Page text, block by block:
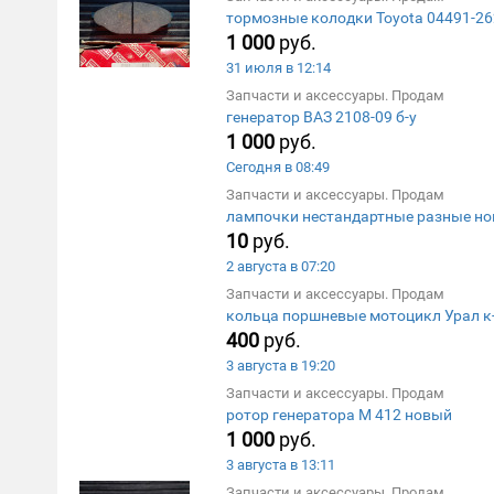
тормозные колодки Toyota 04491-
1 000 руб.
31 июля в 12:14
Запчасти и аксессуары. Продам
генератор ВАЗ 2108-09 б-у
1 000 руб.
Сегодня в 08:49
Запчасти и аксессуары. Продам
лампочки нестандартные разные
10 руб.
2 августа в 07:20
Запчасти и аксессуары. Продам
кольца поршневые мотоцикл Урал
400 руб.
3 августа в 19:20
Запчасти и аксессуары. Продам
ротор генератора М 412 новый
1 000 руб.
3 августа в 13:11